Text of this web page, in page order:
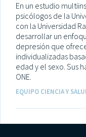
En un estudio
psicólogos de la
con la Universidad
desarrollar un
depresión que
individualizadas
edad y el sexo. Sus
ONE.
EQUIPO CIENCIA Y